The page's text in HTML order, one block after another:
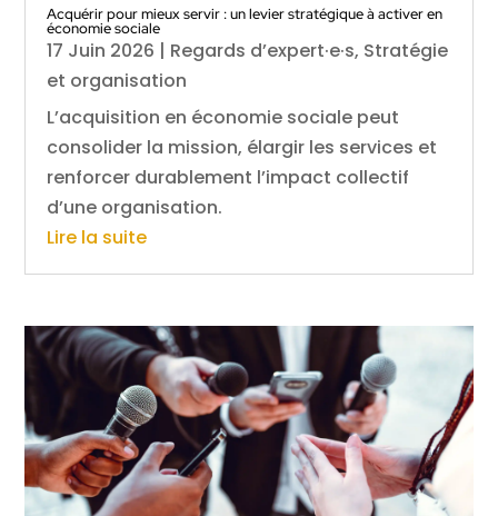
Acquérir pour mieux servir : un levier stratégique à activer en
économie sociale
17 Juin 2026 | Regards d’expert·e·s, Stratégie
et organisation
L’acquisition en économie sociale peut
consolider la mission, élargir les services et
renforcer durablement l’impact collectif
d’une organisation.
Lire la suite